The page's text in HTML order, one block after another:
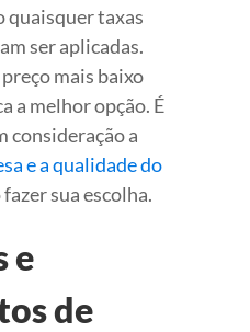
quaisquer taxas
ser aplicadas.
mais baixo
a melhor opção. É
consideração a
e a qualidade do
sua escolha.
e
de